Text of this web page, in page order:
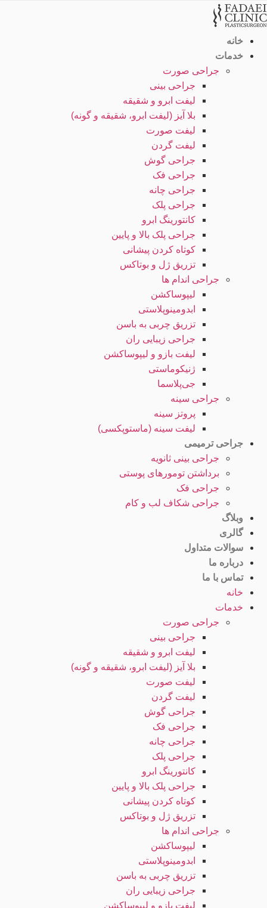
خانه
خدمات
جراحی صورت
جراحی بینی
لیفت ابرو و شقیقه
بلا آیز (لیفت ابرو، شقیقه و گونه)
لیفت صورت
لیفت گردن
جراحی گوش
جراحی فک
جراحی چانه
جراحی پلک
کانتورینگ ابرو
جراحی پلک بالا و پایین
کوتاه کردن پیشانی
تزریق ژل و بوتاکس
جراحی اندام ها
لیپوساکشن
ابدومینوپلاستی
تزریق چربی به باسن
جراحی زیبایی ران
لیفت بازو و لیپوساکشن
ژنیکوماستی
جی‌پلاسما
جراحی سینه
پروتز سینه
لیفت سینه (ماستوپکسی)
جراحی ترمیمی
جراحی بینی ثانویه
برداشتن تومورهای پوستی
جراحی فک
جراحی شکاف لب و کام
وبلاگ
گالری
سوالات متداول
درباره ما
تماس با ما
خانه
خدمات
جراحی صورت
جراحی بینی
لیفت ابرو و شقیقه
بلا آیز (لیفت ابرو، شقیقه و گونه)
لیفت صورت
لیفت گردن
جراحی گوش
جراحی فک
جراحی چانه
جراحی پلک
کانتورینگ ابرو
جراحی پلک بالا و پایین
کوتاه کردن پیشانی
تزریق ژل و بوتاکس
جراحی اندام ها
لیپوساکشن
ابدومینوپلاستی
تزریق چربی به باسن
جراحی زیبایی ران
لیفت بازو و لیپوساکشن